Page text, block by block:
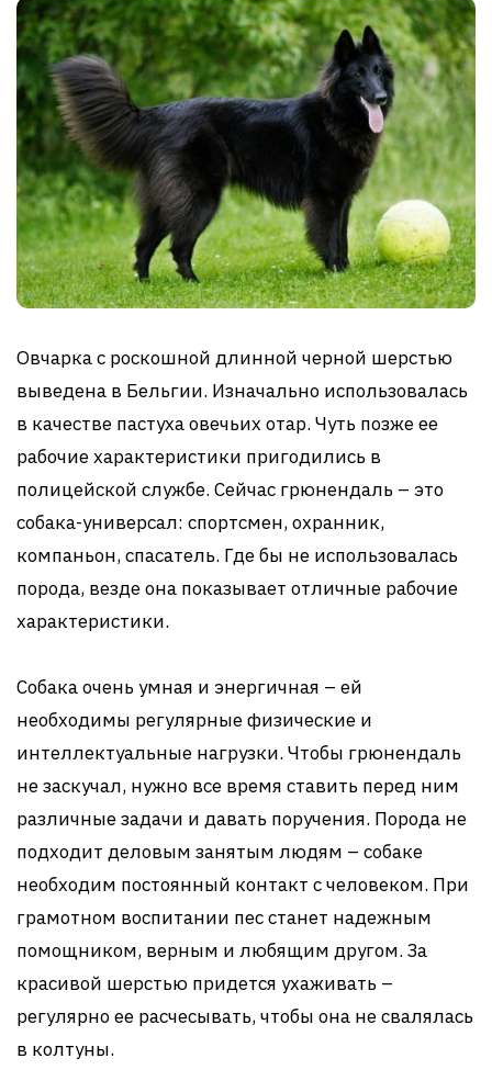
Овчарка с роскошной длинной черной шерстью
выведена в Бельгии. Изначально использовалась
в качестве пастуха овечьих отар. Чуть позже ее
рабочие характеристики пригодились в
полицейской службе. Сейчас грюнендаль – это
собака-универсал: спортсмен, охранник,
компаньон, спасатель. Где бы не использовалась
порода, везде она показывает отличные рабочие
характеристики.
Собака очень умная и энергичная – ей
необходимы регулярные физические и
интеллектуальные нагрузки. Чтобы грюнендаль
не заскучал, нужно все время ставить перед ним
различные задачи и давать поручения. Порода не
подходит деловым занятым людям – собаке
необходим постоянный контакт с человеком. При
грамотном воспитании пес станет надежным
помощником, верным и любящим другом. За
красивой шерстью придется ухаживать –
регулярно ее расчесывать, чтобы она не свалялась
в колтуны.